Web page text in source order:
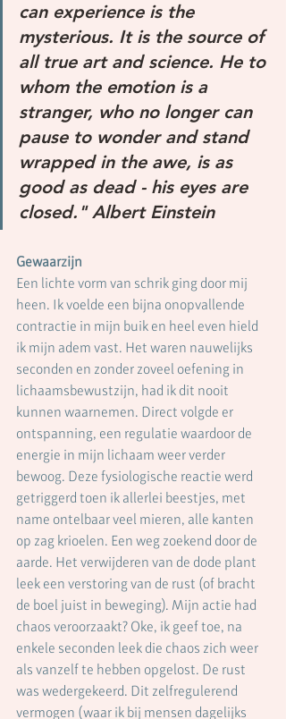
can experience is the
mysterious. It is the source of
all true art and science. He to
whom the emotion is a
stranger, who no longer can
pause to wonder and stand
wrapped in the awe, is as
good as dead - his eyes are
closed." Albert Einstein
Gewaarzijn
Een lichte vorm van schrik ging door mij
heen. Ik voelde een bijna onopvallende
contractie in mijn buik en heel even hield
ik mijn adem vast. Het waren nauwelijks
seconden en zonder zoveel oefening in
lichaamsbewustzijn, had ik dit nooit
kunnen waarnemen. Direct volgde er
ontspanning, een regulatie waardoor de
energie in mijn lichaam weer verder
bewoog. Deze fysiologische reactie werd
getriggerd toen ik allerlei beestjes, met
name ontelbaar veel mieren, alle kanten
op zag krioelen. Een weg zoekend door de
aarde. Het verwijderen van de dode plant
leek een verstoring van de rust (of bracht
de boel juist in beweging). Mijn actie had
chaos veroorzaakt? Oke, ik geef toe, na
enkele seconden leek die chaos zich weer
als vanzelf te hebben opgelost. De rust
was wedergekeerd. Dit zelfregulerend
vermogen (waar ik bij mensen dagelijks